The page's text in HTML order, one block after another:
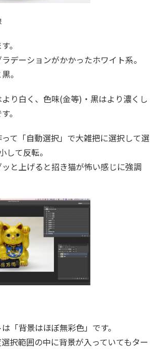
。
デーションがかかったホワイト系。
。
り白く、色味(金等)・黒はより濃くし
。
て「自動選択」で大雑把に選択して選
して反転。
と上げると招き猫が怖い感じに強調
「背景はほぼ無彩色」です。
択範囲の中に背景が入っていてもター